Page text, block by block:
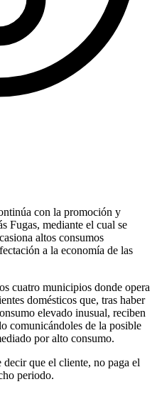
con la promoción y
Fugas, mediante el cual se
altos consumos
a la economía de las
cuatro municipios donde opera
domésticos que, tras haber
elevado inusual, reciben
comunicándoles de la posible
por alto consumo.
que el cliente, no paga el
periodo.